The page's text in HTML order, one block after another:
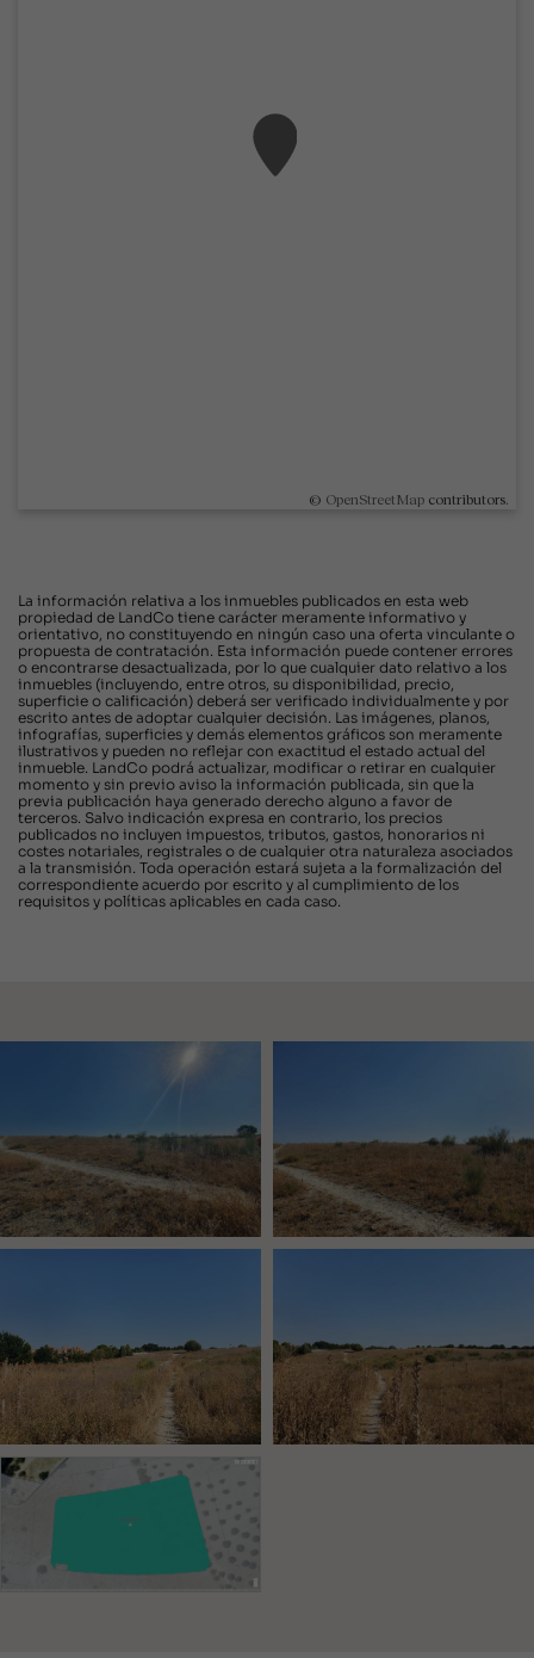
© OpenStreetMap contributors.
La información relativa a los inmuebles publicados en esta web
propiedad de LandCo tiene carácter meramente informativo y
orientativo, no constituyendo en ningún caso una oferta vinculante o
propuesta de contratación. Esta información puede contener errores
o encontrarse desactualizada, por lo que cualquier dato relativo a los
inmuebles (incluyendo, entre otros, su disponibilidad, precio,
superficie o calificación) deberá ser verificado individualmente y por
escrito antes de adoptar cualquier decisión. Las imágenes, planos,
infografías, superficies y demás elementos gráficos son meramente
ilustrativos y pueden no reflejar con exactitud el estado actual del
inmueble. LandCo podrá actualizar, modificar o retirar en cualquier
momento y sin previo aviso la información publicada, sin que la
previa publicación haya generado derecho alguno a favor de
terceros. Salvo indicación expresa en contrario, los precios
publicados no incluyen impuestos, tributos, gastos, honorarios ni
costes notariales, registrales o de cualquier otra naturaleza asociados
a la transmisión. Toda operación estará sujeta a la formalización del
correspondiente acuerdo por escrito y al cumplimiento de los
requisitos y políticas aplicables en cada caso.